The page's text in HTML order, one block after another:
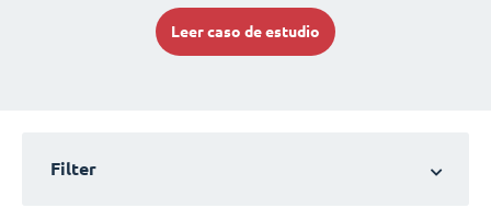
Leer caso de estudio
Filter